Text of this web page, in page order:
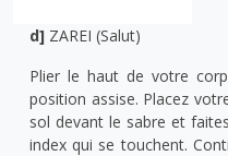
d] ZAREI (Salut)
Plier le haut de votre
position assise. Placez
sol devant le sabre et
index qui se touchent.